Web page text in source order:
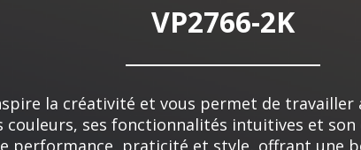
VP2766-2K
la créativité et vous permet de travailler
couleurs, ses fonctionnalités intuitives et